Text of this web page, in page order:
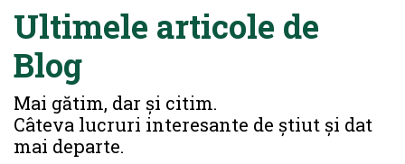
Ultimele articole de
Blog
Mai gătim, dar și citim.
Câteva lucruri interesante de știut și dat
mai departe.